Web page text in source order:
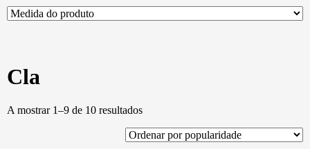
Cla
A mostrar 1–9 de 10 resultadosOrdenado
popularidade